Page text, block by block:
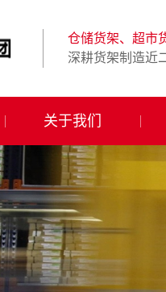
仓储货架、超市
深耕货架制造近
关于我们